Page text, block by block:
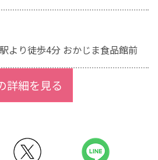
より徒歩4分 おかじま食品館前
詳細を見る